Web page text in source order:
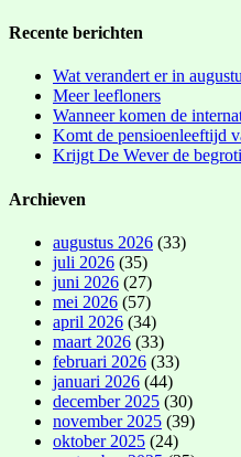
Recente berichten
Wat verandert er in
Meer leefloners
Wanneer komen de
Komt de pensioenleeftijd
Krijgt De Wever de
Archieven
augustus 2026 (33)
juli 2026 (35)
juni 2026 (27)
mei 2026 (57)
april 2026 (34)
maart 2026 (33)
februari 2026 (33)
januari 2026 (44)
december 2025 (30)
november 2025 (39)
oktober 2025 (24)